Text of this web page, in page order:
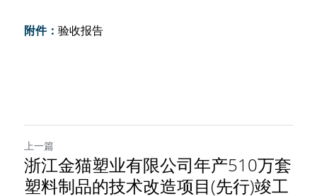
附件： 验收报告
上一篇
浙江金猫塑业有限公司年产510万套
塑料制品的技术改造项目(先行)竣工